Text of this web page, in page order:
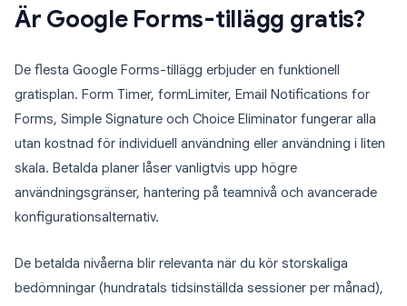
Är Google Forms-tillägg gratis?
De flesta Google Forms-tillägg erbjuder en funktionell
gratisplan. Form Timer, formLimiter, Email Notifications for
Forms, Simple Signature och Choice Eliminator fungerar alla
utan kostnad för individuell användning eller användning i liten
skala. Betalda planer låser vanligtvis upp högre
användningsgränser, hantering på teamnivå och avancerade
konfigurationsalternativ.
De betalda nivåerna blir relevanta när du kör storskaliga
bedömningar (hundratals tidsinställda sessioner per månad),